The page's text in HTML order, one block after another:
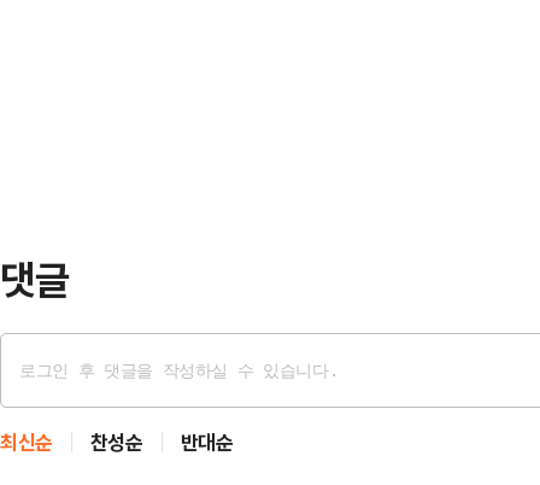
댓글
최신순 찬성순 반대순